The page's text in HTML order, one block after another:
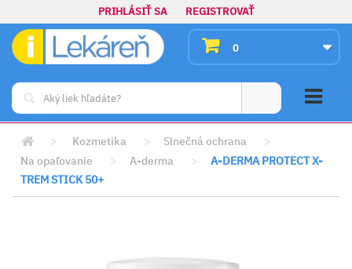
PRIHLÁSIŤ SA REGISTROVAŤ
0
> Kozmetika > Slnečná ochrana
>
Na opaľovanie
> A-derma >
A-DERMA PROTECT X-
TREM STICK 50+